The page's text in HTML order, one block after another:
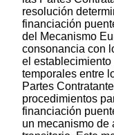
resolución
financiación
del Mecanismo
consonancia con
el
temporales entre
Partes
procedimientos
financiación
un mecanismo de